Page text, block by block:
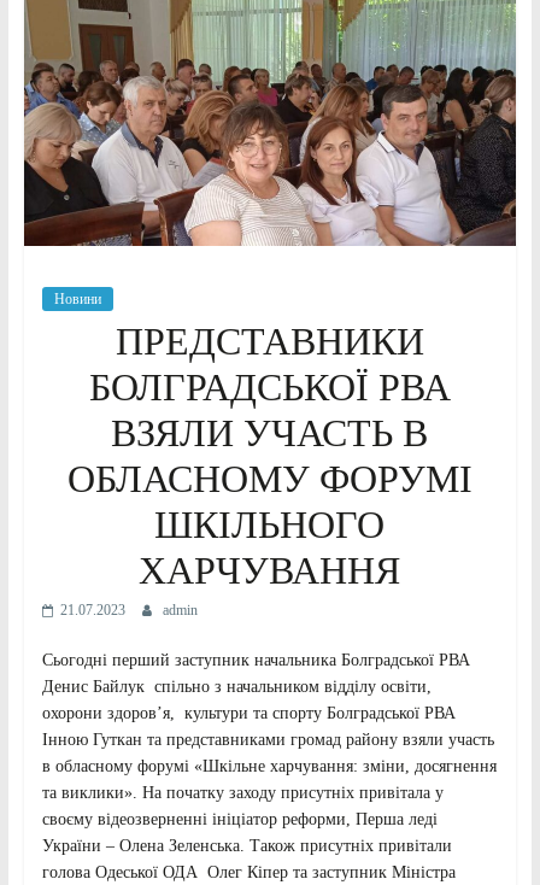
Новини
ПРЕДСТАВНИКИ
БОЛГРАДСЬКОЇ РВА
ВЗЯЛИ УЧАСТЬ В
ОБЛАСНОМУ ФОРУМІ
ШКІЛЬНОГО
ХАРЧУВАННЯ
21.07.2023 admin
Сьогодні перший заступник начальника Болградської РВА
Денис Байлук спільно з начальником відділу освіти,
охорони здоров’я, культури та спорту Болградської РВА
Інною Гуткан та представниками громад району взяли участь
в обласному форумі «Шкільне харчування: зміни, досягнення
та виклики». На початку заходу присутніх привітала у
своєму відеозверненні ініціатор реформи, Перша леді
України – Олена Зеленська. Також присутніх привітали
голова Одеської ОДА Олег Кіпер та заступник Міністра